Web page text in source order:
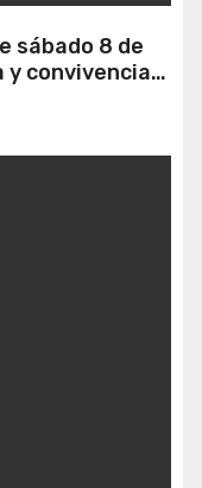
sábado 8 de
y convivencia